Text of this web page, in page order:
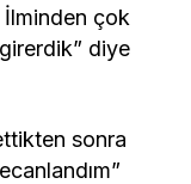
çok
diye
sonra